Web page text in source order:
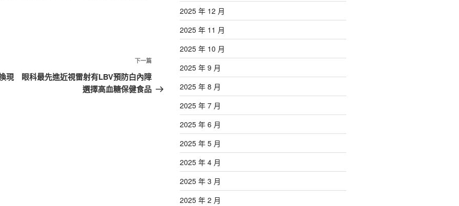
現
下
一
篇
下一篇
眼科最先進近視雷射有LBV預防白內障
選擇高血糖保健食品
2025 年 12 月
2025 年 11 月
2025 年 10 月
2025 年 9 月
2025 年 8 月
2025 年 7 月
2025 年 6 月
2025 年 5 月
2025 年 4 月
2025 年 3 月
2025 年 2 月